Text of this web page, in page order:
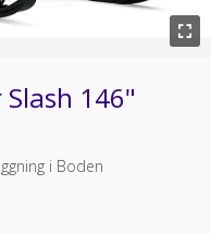
146"
i Boden